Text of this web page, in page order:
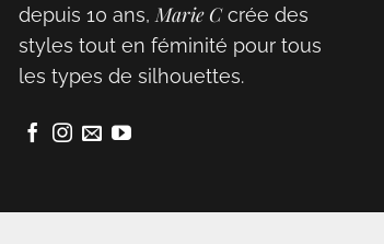
depuis 10 ans,Marie Ccrée des
styles tout en féminité pour tous
les types de silhouettes.